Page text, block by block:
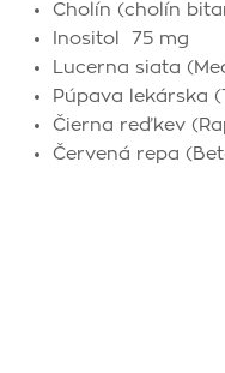
Cholín (cholín
Inositol 75 mg
Lucerna siata
Púpava lekárska
Čierna reďkev
Červená repa